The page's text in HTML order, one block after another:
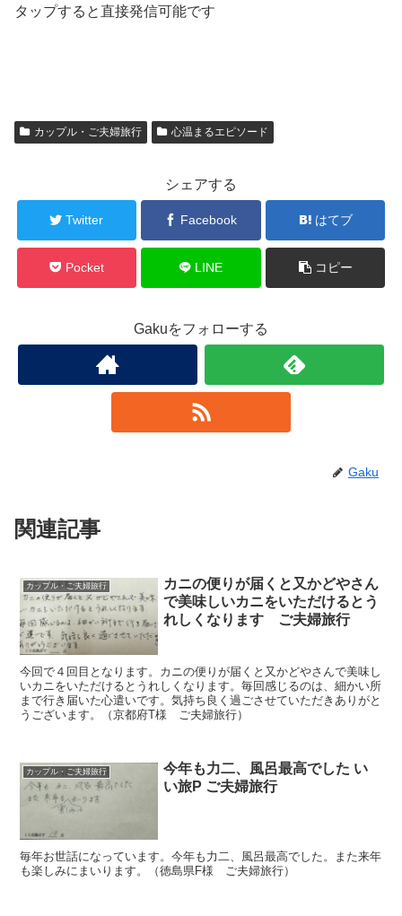
タップすると直接発信可能です
カップル・ご夫婦旅行 心温まるエピソード
シェアする
Twitter Facebook はてブ
Pocket LINE コピー
Gakuをフォローする
Gaku
関連記事
カップル・ご夫婦旅行
カニの便りが届くと又かどやさん
で美味しいカニをいただけるとう
れしくなります ご夫婦旅行
今回で４回目となります。カニの便りが届くと又かどやさんで美味し
いカニをいただけるとうれしくなります。毎回感じるのは、細かい所
まで行き届いた心遣いです。気持ち良く過ごさせていただきありがと
うございます。（京都府T様 ご夫婦旅行）
カップル・ご夫婦旅行
今年も力二、風呂最高でした い
い旅P ご夫婦旅行
毎年お世話になっています。今年も力二、風呂最高でした。また来年
も楽しみにまいります。（徳島県F様 ご夫婦旅行）